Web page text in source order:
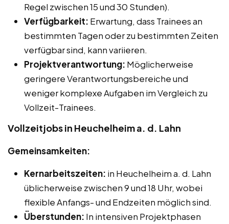
Regel zwischen 15 und 30 Stunden).
Verfügbarkeit: Erwartung, dass Trainees an
bestimmten Tagen oder zu bestimmten Zeiten
verfügbar sind, kann variieren.
Projektverantwortung: Möglicherweise
geringere Verantwortungsbereiche und
weniger komplexe Aufgaben im Vergleich zu
Vollzeit-Trainees.
Vollzeitjobs in Heuchelheim a. d. Lahn
Gemeinsamkeiten:
Kernarbeitszeiten: in Heuchelheim a. d. Lahn
üblicherweise zwischen 9 und 18 Uhr, wobei
flexible Anfangs- und Endzeiten möglich sind.
Überstunden: In intensiven Projektphasen